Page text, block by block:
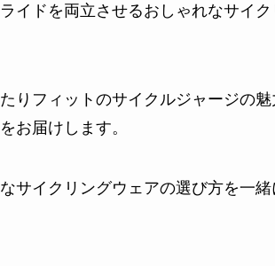
イドを両立させるおしゃれなサイ
りフィットのサイクルジャージの
お届けします。
サイクリングウェアの選び方を一緒